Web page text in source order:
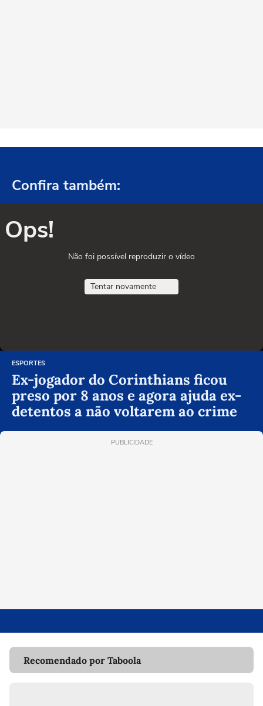
Confira também:
Ops!
Não foi possível reproduzir o vídeo
Tentar novamente
ESPORTES
Ex-jogador do Corinthians ficou
preso por 8 anos e agora ajuda ex-
detentos a não voltarem ao crime
PUBLICIDADE
Recomendado por Taboola